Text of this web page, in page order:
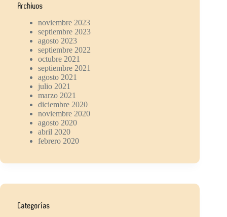
Archivos
noviembre 2023
septiembre 2023
agosto 2023
septiembre 2022
octubre 2021
septiembre 2021
agosto 2021
julio 2021
marzo 2021
diciembre 2020
noviembre 2020
agosto 2020
abril 2020
febrero 2020
Categorías